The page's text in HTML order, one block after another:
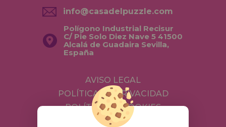
info@casadelpuzzle.com
Polígono Industrial Recisur
C/ Pie Solo Diez Nave 5 41500
Alcalá de Guadaira Sevilla,
España
AVISO LEGAL
POLÍTICA DE PRIVACIDAD
POLÍTICA DE COOKIES
ENVÍOS Y DEVOLUCIONES